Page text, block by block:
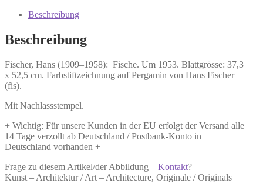
Fische.Beschreibung
Beschreibung
Fischer, Hans (1909–1958): Fische. Um 1953. Blattgrösse: 37,3
x 52,5 cm. Farbstiftzeichnung auf Pergamin von Hans Fischer
(fis).
Mit Nachlassstempel.
+ Wichtig: Für unsere Kunden in der EU erfolgt der Versand alle
14 Tage verzollt ab Deutschland / Postbank-Konto in
Deutschland vorhanden +
Frage zu diesem Artikel/der Abbildung – Kontakt?
Kunst – Architektur / Art – Architecture, Originale / Originals